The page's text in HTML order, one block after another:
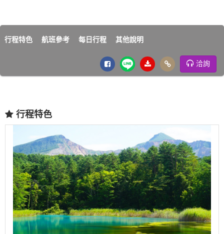
行程特色 航班參考 每日行程 其他說明
洽詢
行程特色